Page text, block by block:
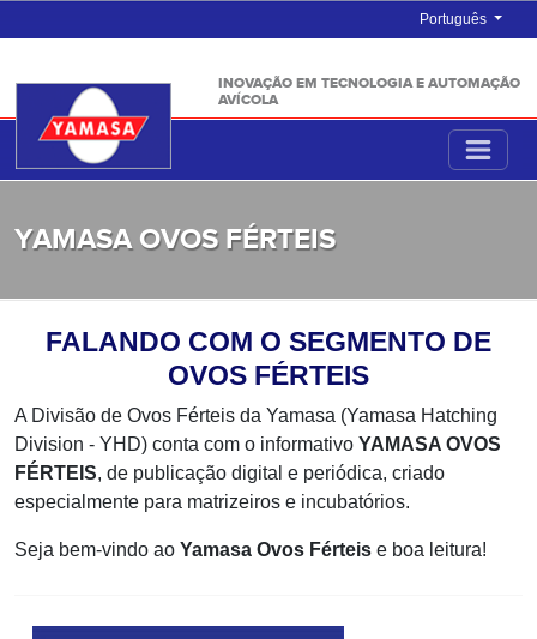
Português
INOVAÇÃO EM TECNOLOGIA E AUTOMAÇÃO
AVÍCOLA
YAMASA OVOS FÉRTEIS
FALANDO COM O SEGMENTO DE
OVOS FÉRTEIS
A Divisão de Ovos Férteis da Yamasa (Yamasa Hatching
Division - YHD) conta com o informativo YAMASA OVOS
FÉRTEIS, de publicação digital e periódica, criado
especialmente para matrizeiros e incubatórios.
Seja bem-vindo ao Yamasa Ovos Férteis e boa leitura!